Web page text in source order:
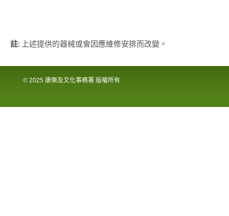
註: 上述提供的器械或會因應維修安排而改變。
© 2025 康樂及文化事務署 版權所有